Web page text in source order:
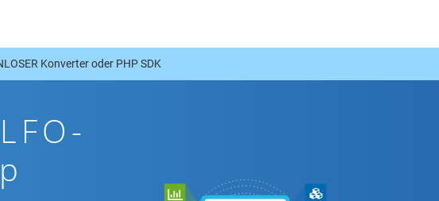
Konverter oder PHP SDK